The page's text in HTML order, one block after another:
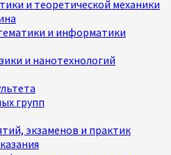
и теоретической механики
и информатики
и нанотехнологий
групп
экзаменов и практик